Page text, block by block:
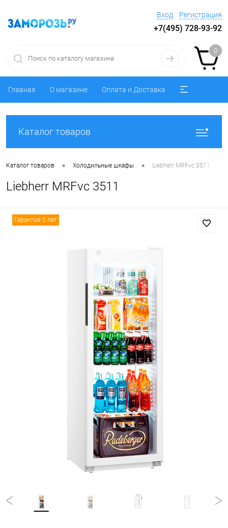
Вход Регистрация
+7(495) 728-93-92
0
Главная О магазине Оплата и Доставка
Каталог товаров
Каталог товаров • Холодильные шкафы • Liebherr MRFvc 3511
Liebherr MRFvc 3511
Гарантия 5 лет